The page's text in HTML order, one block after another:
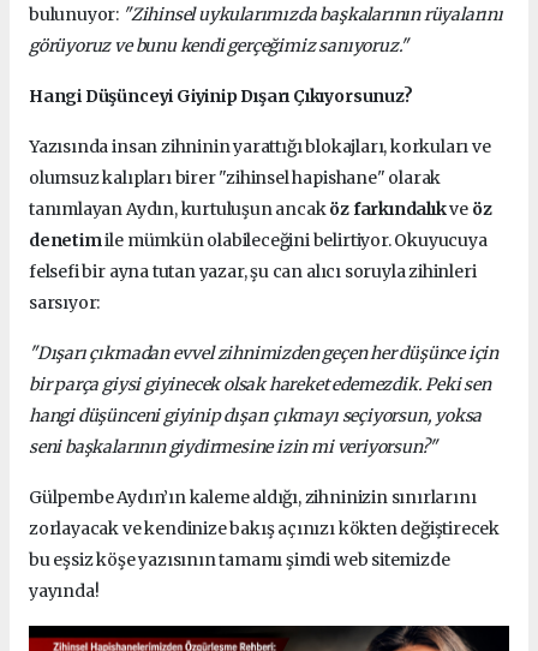
bulunuyor: "Zihinsel uykularımızda başkalarının rüyalarını
görüyoruz ve bunu kendi gerçeğimiz sanıyoruz."
Hangi Düşünceyi Giyinip Dışarı Çıkıyorsunuz?
Yazısında insan zihninin yarattığı blokajları, korkuları ve
olumsuz kalıpları birer "zihinsel hapishane" olarak
tanımlayan Aydın, kurtuluşun ancaköz farkındalıkve öz
denetimile mümkün olabileceğini belirtiyor. Okuyucuya
felsefi bir ayna tutan yazar, şu can alıcı soruyla zihinleri
sarsıyor:
"Dışarı çıkmadan evvel zihnimizden geçen her düşünce için
bir parça giysi giyinecek olsak hareket edemezdik. Peki sen
hangi düşünceni giyinip dışarı çıkmayı seçiyorsun, yoksa
seni başkalarının giydirmesine izin mi veriyorsun?"
Gülpembe Aydın’ın kaleme aldığı, zihninizin sınırlarını
zorlayacak ve kendinize bakış açınızı kökten değiştirecek
bu eşsiz köşe yazısının tamamı şimdi web sitemizde
yayında!